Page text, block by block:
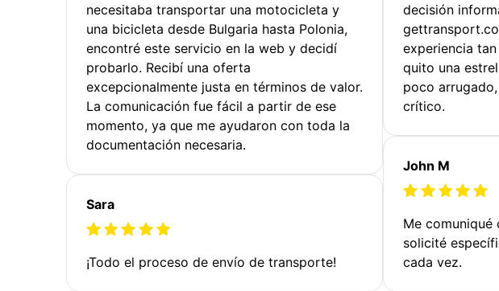
necesitaba transportar una motocicleta y
una bicicleta desde Bulgaria hasta Polonia,
encontré este servicio en la web y decidí
probarlo. Recibí una oferta
excepcionalmente justa en términos de valor.
La comunicación fue fácil a partir de ese
momento, ya que me ayudaron con toda la
documentación necesaria.
Sara
¡Todo el proceso de envío de transporte!
decisión
experiencia
quito una
poco
crítico.
John M
Me comuniqué
solicité
cada vez.